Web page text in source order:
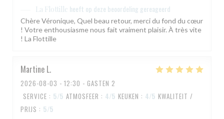
La Flottille heeft op deze beoordeling gereageerd
Chère Véronique, Quel beau retour, merci du fond du cœur
! Votre enthousiasme nous fait vraiment plaisir. À très vite
! La Flottille
Martine L
2026-08-03 - 12:30 - GASTEN 2
SERVICE : 5/5 ATMOSFEER : 4/5 KEUKEN : 4/5 KWALITEIT /
PRIJS : 5/5